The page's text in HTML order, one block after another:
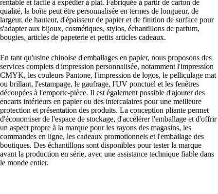
rentable et facile à expédier à plat. Fabriquée à partir de carton de
qualité, la boîte peut être personnalisée en termes de longueur, de
largeur, de hauteur, d'épaisseur de papier et de finition de surface pour
s'adapter aux bijoux, cosmétiques, stylos, échantillons de parfum,
bougies, articles de papeterie et petits articles cadeaux.
En tant qu'usine chinoise d'emballages en papier, nous proposons des
services complets d'impression personnalisée, notamment l'impression
CMYK, les couleurs Pantone, l'impression de logos, le pelliculage mat
ou brillant, l'estampage, le gaufrage, l'UV ponctuel et les fenêtres
découpées à l'emporte-pièce. Il est également possible d'ajouter des
encarts intérieurs en papier ou des intercalaires pour une meilleure
protection et présentation des produits. La conception pliante permet
d'économiser de l'espace de stockage, d'accélérer l'emballage et d'offrir
un aspect propre à la marque pour les rayons des magasins, les
commandes en ligne, les cadeaux promotionnels et l'emballage des
boutiques. Des échantillons sont disponibles pour tester la marque
avant la production en série, avec une assistance technique fiable dans
le monde entier.